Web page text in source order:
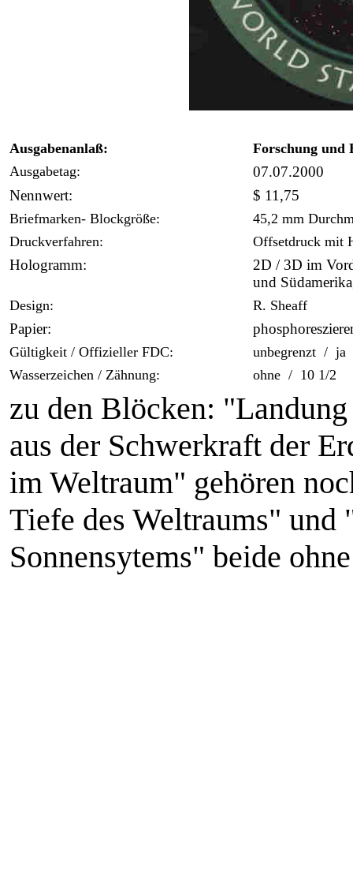
Ausgabenanlaß:
Forschung und
Ausgabetag:
07.07.2000
Nennwert:
$ 11,75
Briefmarken- Blockgröße:
45,2 mm
Druckverfahren:
Offsetdruck mit
Hologramm:
2D / 3D im
und
Design: R. Sheaff
Papier:
Gültigkeit / Offizieller FDC:
unbegrenzt / ja
Wasserzeichen / Zähnung:
ohne / 10 1/2
zu den Blöcken:
aus der Schwerkraft der
im Weltraum" gehören
Tiefe des Weltraums" und
Sonnensytems" beide